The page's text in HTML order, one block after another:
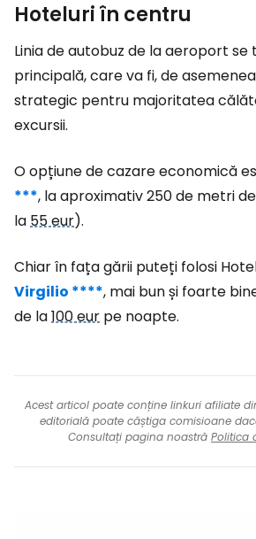
Hoteluri în centru
Linia de autobuz de la aeroport
principală, care va fi, de
strategic pentru majoritatea
excursii.
O opțiune de cazare economică
***, la aproximativ 250 de metri
la55 eur).
Chiar în fața gării puteți folosi
Virgilio ****, mai bun și foarte
de la100 eur pe noapte.
Acest articol poate conține linkuri afiliate
editorială poate câștiga comisioane
Consultați pagina noastră Politica